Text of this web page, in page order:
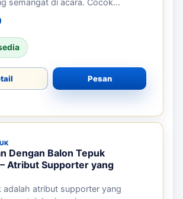
dengan Balon Tepuk Tuban –
Meriah untuk Event
adalah alat promosi yang efektif